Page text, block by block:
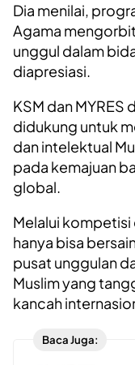
Dia menilai,
Agama
unggul dalam
diapresiasi.
KSM dan
didukung untuk
dan intelektual
pada kemajuan
global.
Melalui kompetisi
hanya bisa
pusat unggulan
Muslim yang
kancah
Baca Juga: